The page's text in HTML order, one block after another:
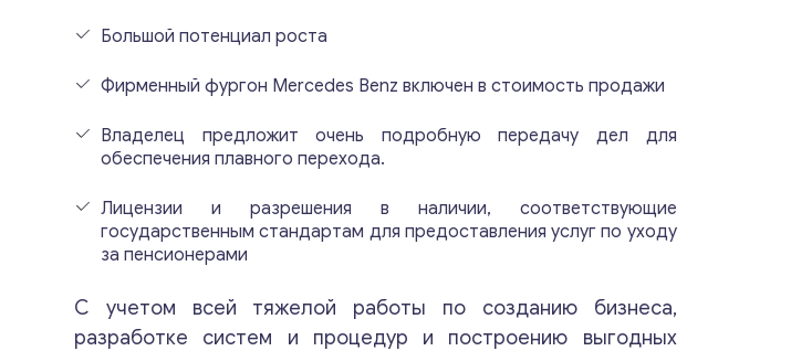
Свяжитесь со
Большой потенциал роста
Фирменный фургон Mercedes Benz включен в стоимость продажи
Владелец предложит очень подробную передачу дел для
обеспечения плавного перехода.
Лицензии и разрешения в наличии, соответствующие
государственным стандартам для предоставления услуг по уходу
за пенсионерами
С учетом всей тяжелой работы по созданию бизнеса,
разработке систем и процедур и построению выгодных